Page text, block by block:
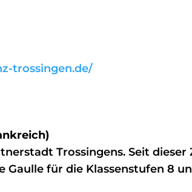
trossingen.de/
Trossingens. Seit
Gaulle für die Klassenstufen 8